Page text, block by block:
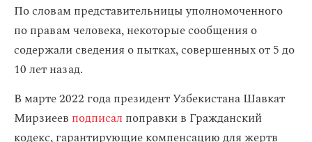
По словам представительницы уполномоченного
по правам человека, некоторые сообщения о
содержали сведения о пытках, совершенных от 5 до
10 лет назад.
В марте 2022 года президент Узбекистана Шавкат
Мирзиеев подписал поправки в Гражданский
кодекс, гарантирующие компенсацию для жертв